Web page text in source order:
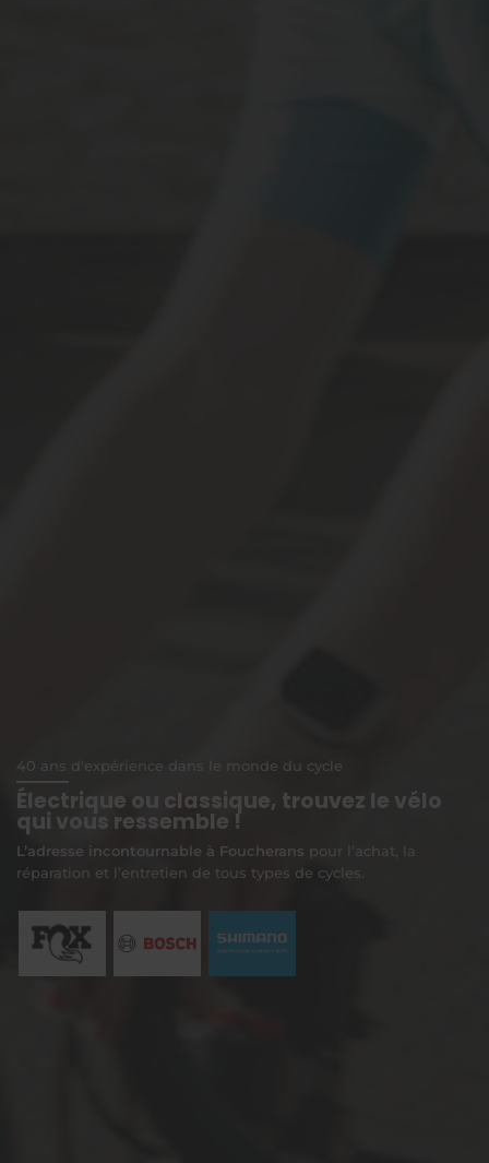
40 ans d'expérience dans le monde du cycle
Électrique ou classique, trouvez le vélo
qui vous ressemble !
L’adresse incontournable à Foucherans pour l’achat, la
réparation et l’entretien de tous types de cycles.